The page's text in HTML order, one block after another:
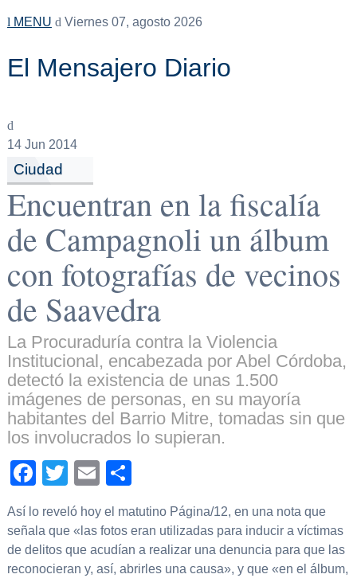
MENU Viernes 07, agosto 2026
El Mensajero Diario
14Jun 2014
Ciudad
Encuentran en la fiscalía
de Campagnoli un álbum
con fotografías de vecinos
de Saavedra
La Procuraduría contra la Violencia
Institucional, encabezada por Abel Córdoba,
detectó la existencia de unas 1.500
imágenes de personas, en su mayoría
habitantes del Barrio Mitre, tomadas sin que
los involucrados lo supieran.
Facebook
TwitterEmail
Así lo reveló hoy el matutino Página/12, en una nota que
señala que «las fotos eran utilizadas para inducir a víctimas
de delitos que acudían a realizar una denuncia para que las
reconocieran y, así, abrirles una causa», y que «en el álbum,